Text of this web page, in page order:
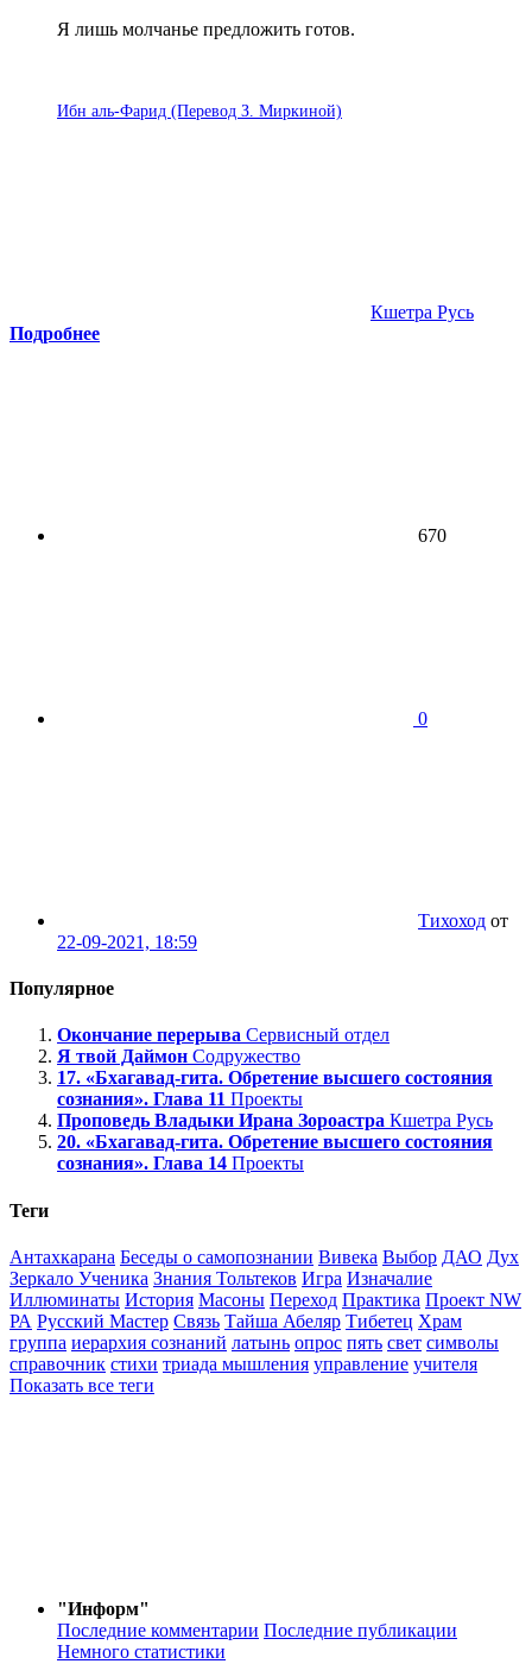
Я лишь молчанье предложить готов.
Ибн аль-Фарид (Перевод З. Миркиной)
Кшетра Русь
Подробнее
670
0
Тихоход от
22-09-2021, 18:59
Популярное
Окончание перерыва Сервисный отдел
Я твой Даймон Содружество
17. «Бхагавад-гита. Обретение высшего состояния
сознания». Глава 11 Проекты
Проповедь Владыки Ирана Зороастра Кшетра Русь
20. «Бхагавад-гита. Обретение высшего состояния
сознания». Глава 14 Проекты
Теги
Антахкарана Беседы о самопознании Вивека Выбор ДАО Дух
Зеркало Ученика Знания Тольтеков Игра Изначалие
Иллюминаты История Масоны Переход Практика Проект NW
РА Русский Мастер Связь Тайша Абеляр Тибетец Храм
группа иерархия сознаний латынь опрос пять свет символы
справочник стихи триада мышления управление учителя
Показать все теги
"Информ"
Последние комментарии Последние публикации
Немного статистики